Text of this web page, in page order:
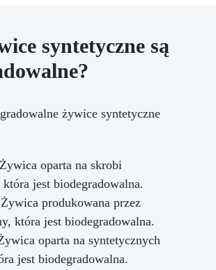
syntetyczne są
żywice syntetyczne
oparta na skrobi
jest biodegradowalna.
produkowana przez
która jest biodegradowalna.
oparta na syntetycznych
jest biodegradowalna.